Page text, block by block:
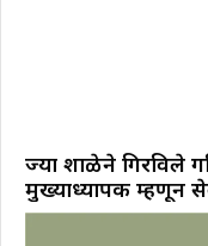
ज्या शाळेने गिरविले
मुख्याध्यापक म्हणून